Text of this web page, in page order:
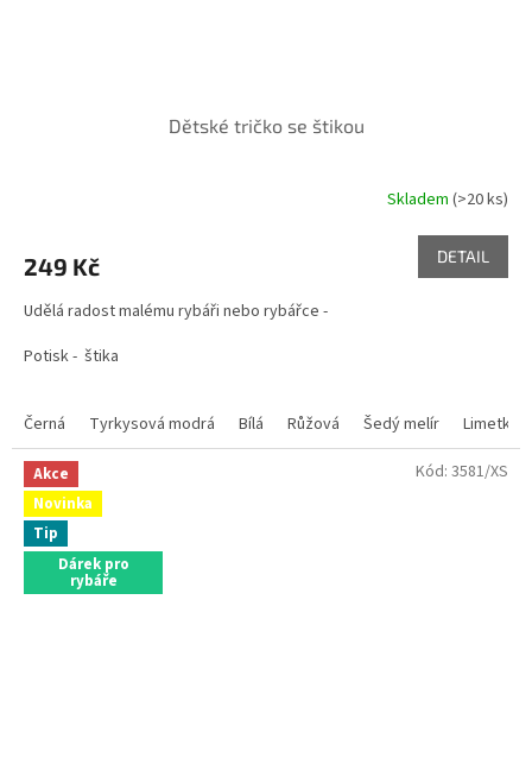
Dětské tričko se štikou
Skladem (>20 ks)
249 Kč DETAIL
Udělá radost malému rybáři nebo rybářce -
Potisk - štika
Černá Tyrkysová modrá Bílá Růžová Šedý melír
Akce
Novinka
Tip
Dárek pro
rybáře
Kód: 3581/XS